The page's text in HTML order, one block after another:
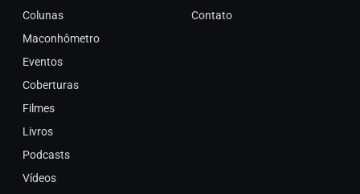
Colunas
Maconhômetro
Eventos
Coberturas
Filmes
Livros
Podcasts
Vídeos
Contato